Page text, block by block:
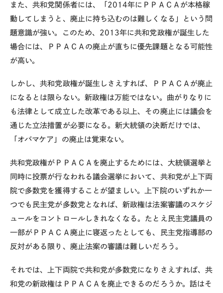
また、共和党関係者には、「2014年にＰＰＡＣＡが本格稼
動してしまうと、廃止に持ち込むのは難しくなる」という問
題意識が強い。このため、2013年に共和党政権が誕生した
場合には、ＰＰＡＣＡの廃止が直ちに優先課題となる可能性
が高い。
しかし、共和党政権が誕生しさえすれば、ＰＰＡＣＡが廃止
になるとは限らない。新政権は万能ではない。曲がりなりに
も法律として成立した改革である以上、その廃止には議会を
通じた立法措置が必要になる。新大統領の決断だけでは、
「オバマケア」の廃止は覚束ない。
共和党政権がＰＰＡＣＡを廃止するためには、大統領選挙と
同時に投票が行なわれる議会選挙において、共和党が上下両
院で多数党を獲得することが望ましい。上下院のいずれか一
つでも民主党が多数党となれば、新政権は法案審議のスケジ
ュールをコントロールしきれなくなる。たとえ民主党議員の
一部がＰＰＡＣＡ廃止に寝返ったとしても、民主党指導部の
反対がある限り、廃止法案の審議は難しいだろう。
それでは、上下両院で共和党が多数党になりさえすれば、共
和党の新政権はＰＰＡＣＡを廃止できるのだろうか。話はそ